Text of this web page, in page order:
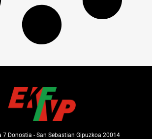
7 Donostia - San Sebastian Gipuzkoa 20014